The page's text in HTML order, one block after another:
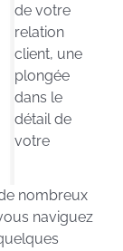
de votre
relation
client, une
plongée
dans le
détail de
votre
nombreux
naviguez